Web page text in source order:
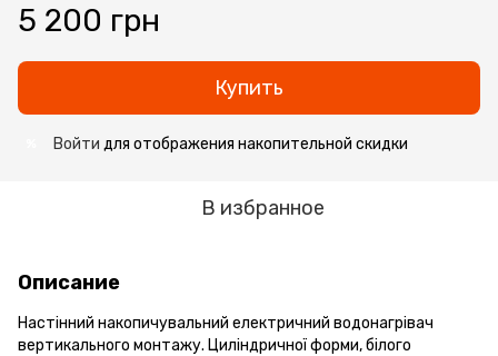
5 200 грн
Купить
Войти для отображения накопительной скидки
В избранное
Описание
Настінний накопичувальний електричний водонагрівач
вертикального монтажу. Циліндричної форми, білого